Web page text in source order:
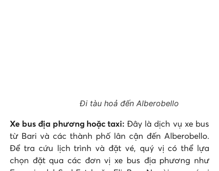
Đi tàu hoả đến Alberobello
Xe bus địa phương hoặc taxi: Đây là dịch vụ xe bus
từ Bari và các thành phố lân cận đến Alberobello.
Để tra cứu lịch trình và đặt vé, quý vị có thể lựa
chọn đặt qua các đơn vị xe bus địa phương như